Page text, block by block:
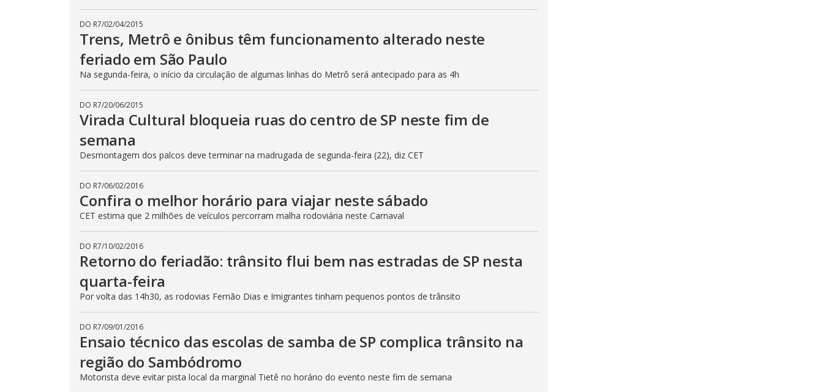
DO R7/02/04/2015
Trens, Metrô e ônibus têm funcionamento alterado neste
feriado em São Paulo
Na segunda-feira, o início da circulação de algumas linhas do Metrô será antecipado para as 4h
DO R7/20/06/2015
Virada Cultural bloqueia ruas do centro de SP neste fim de
semana
Desmontagem dos palcos deve terminar na madrugada de segunda-feira (22), diz CET
DO R7/06/02/2016
Confira o melhor horário para viajar neste sábado
CET estima que 2 milhões de veículos percorram malha rodoviária neste Carnaval
DO R7/10/02/2016
Retorno do feriadão: trânsito flui bem nas estradas de SP nesta
quarta-feira
Por volta das 14h30, as rodovias Fernão Dias e Imigrantes tinham pequenos pontos de trânsito
DO R7/09/01/2016
Ensaio técnico das escolas de samba de SP complica trânsito na
região do Sambódromo
Motorista deve evitar pista local da marginal Tietê no horário do evento neste fim de semana